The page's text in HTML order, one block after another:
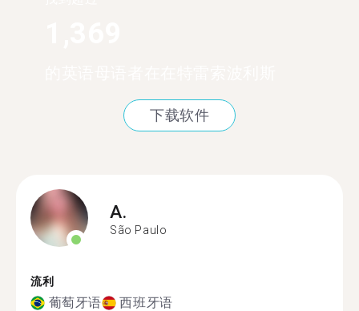
下载软件
A.
São Paulo
流利
葡萄牙语 西班牙语